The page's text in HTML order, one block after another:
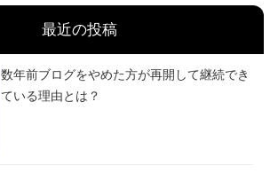
最近の投稿
数年前ブログをやめた方が再開して継続でき
ている理由とは？